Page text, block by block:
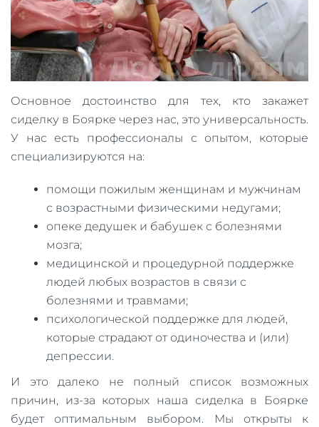
Основное достоинство для тех, кто закажет
сиделку в Боярке через нас, это универсальность.
У нас есть профессионалы с опытом, которые
специализируются на:
помощи пожилым женщинам и мужчинам
с возрастными физическими недугами;
опеке дедушек и бабушек с болезнями
мозга;
медицинской и процедурной поддержке
людей любых возрастов в связи с
болезнями и травмами;
психологической поддержке для людей,
которые страдают от одиночества и (или)
депрессии.
И это далеко не полный список возможных
причин, из-за которых наша сиделка в Боярке
будет оптимальным выбором. Мы открыты к